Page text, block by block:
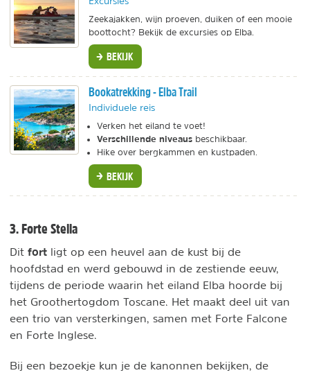
Zeekajakken, wijn proeven, duiken of een mooie
boottocht? Bekijk de excursies op Elba.
BEKIJK
Bookatrekking - Elba Trail
Individuele reis
Verken het eiland te voet!
Verschillende niveaus beschikbaar.
Hike over bergkammen en kustpaden.
BEKIJK
3. Forte Stella
Dit fort ligt op een heuvel aan de kust bij de
hoofdstad en werd gebouwd in de zestiende eeuw,
tijdens de periode waarin het eiland Elba hoorde bij
het Groothertogdom Toscane. Het maakt deel uit van
een trio van versterkingen, samen met Forte Falcone
en Forte Inglese.
Bij een bezoekje kun je de kanonnen bekijken, de